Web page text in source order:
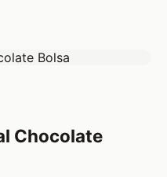
Chocolate